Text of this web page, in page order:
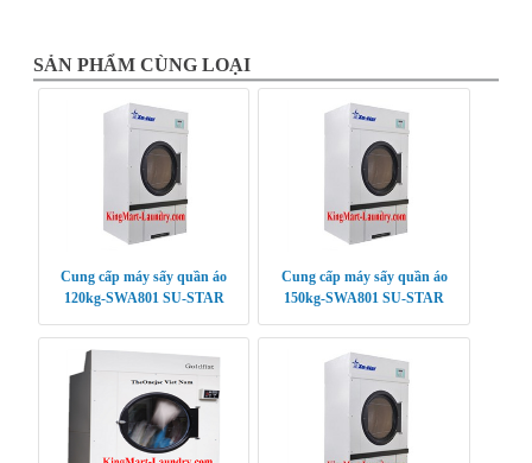
SẢN PHẨM CÙNG LOẠI
Cung cấp máy sấy quần áo
120kg-SWA801 SU-STAR
Cung cấp máy sấy quần áo
150kg-SWA801 SU-STAR